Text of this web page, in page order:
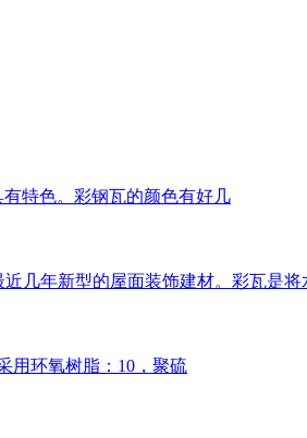
特色。彩钢瓦的颜色有好几
几年新型的屋面装饰建材。彩瓦是将
用环氧树脂：10，聚硫